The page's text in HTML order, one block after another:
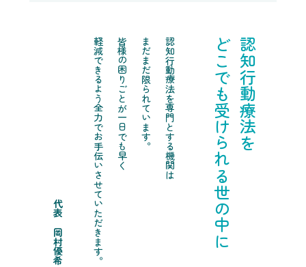
認知行動療法を
どこでも受けられる世の中に
認知行動療法を専門とする機関は
まだまだ限られています。
皆様の困りごとが一日でも早く
軽減できるよう全力でお手伝いさせていただきます。
代表 岡村優希